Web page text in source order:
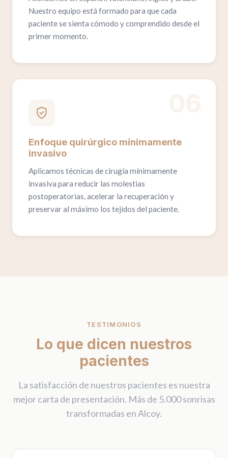
Nuestro equipo está formado para que cada
paciente se sienta cómodo y comprendido desde el
primer momento.
Enfoque quirúrgico mínimamente
invasivo
Aplicamos técnicas de cirugía mínimamente
invasiva para reducir las molestias
postoperatorias, acelerar la recuperación y
preservar al máximo los tejidos del paciente.
TESTIMONIOS
Lo que dicen nuestros
pacientes
La satisfacción de nuestros pacientes es nuestra
mejor carta de presentación. Más de 5.000 sonrisas
transformadas en Alcoy.